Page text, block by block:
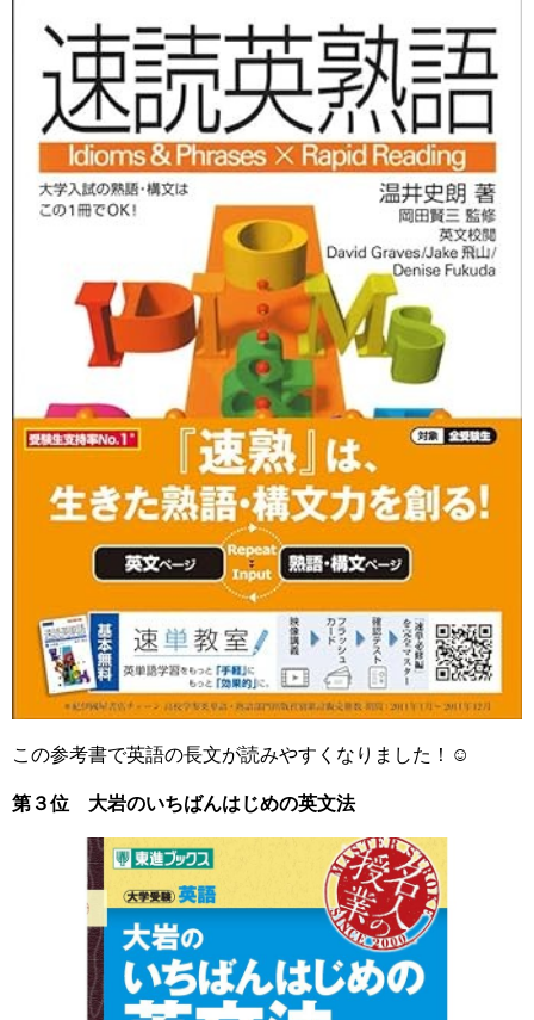
この参考書で英語の長文が読みやすくなりました！☺
第３位 大岩のいちばんはじめの英文法